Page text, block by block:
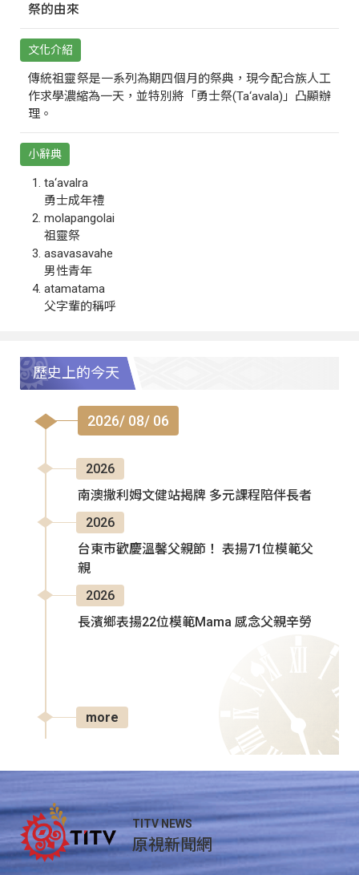
祭的由來
文化介紹
傳統祖靈祭是一系列為期四個月的祭典，現今配合族人工
作求學濃縮為一天，並特別將「勇士祭(Ta‘avala)」凸顯辦
理。
小辭典
ta‘avalra
勇士成年禮
molapangolai
祖靈祭
asavasavahe
男性青年
atamatama
父字輩的稱呼
歷史上的今天
2026/ 08/ 06
2026
南澳撒利姆文健站揭牌 多元課程陪伴長者
2026
台東市歡慶溫馨父親節！ 表揚71位模範父
親
2026
長濱鄉表揚22位模範Mama 感念父親辛勞
more
TITV NEWS
原視新聞網